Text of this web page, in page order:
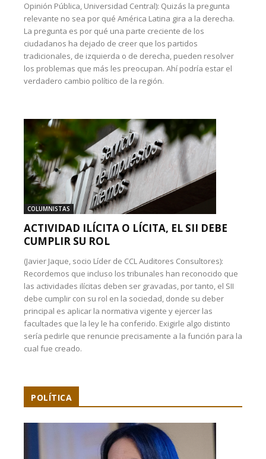
Opinión Pública, Universidad Central): Quizás la pregunta
relevante no sea por qué América Latina gira a la derecha.
La pregunta es por qué una parte creciente de los
ciudadanos ha dejado de creer que los partidos
tradicionales, de izquierda o de derecha, pueden resolver
los problemas que más les preocupan. Ahí podría estar el
verdadero cambio político de la región.
COLUMNISTAS
ACTIVIDAD ILÍCITA O LÍCITA, EL SII DEBE
CUMPLIR SU ROL
(Javier Jaque, socio Líder de CCL Auditores Consultores):
Recordemos que incluso los tribunales han reconocido que
las actividades ilícitas deben ser gravadas, por tanto, el SII
debe cumplir con su rol en la sociedad, donde su deber
principal es aplicar la normativa vigente y ejercer las
facultades que la ley le ha conferido. Exigirle algo distinto
sería pedirle que renuncie precisamente a la función para la
cual fue creado.
POLÍTICA